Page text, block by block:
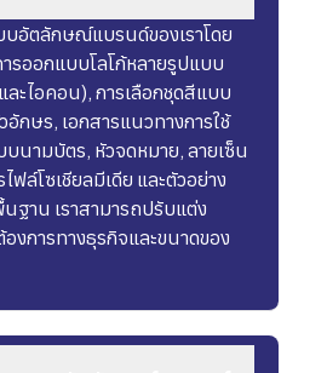
อัตลักษณ์แบรนด์ของเราโดย
รออกแบบโลโก้หลายรูปแบบ
ละไอคอน), การเลือกชุดสีแบบ
อักษร, เอกสารแนวทางการใช้
นามบัตร, หัวจดหมาย, ลายเซ็น
ฟล์โซเชียลมีเดีย และตัวอย่าง
ฐาน เราสามารถปรับแต่ง
งการทางธุรกิจและขนาดของ